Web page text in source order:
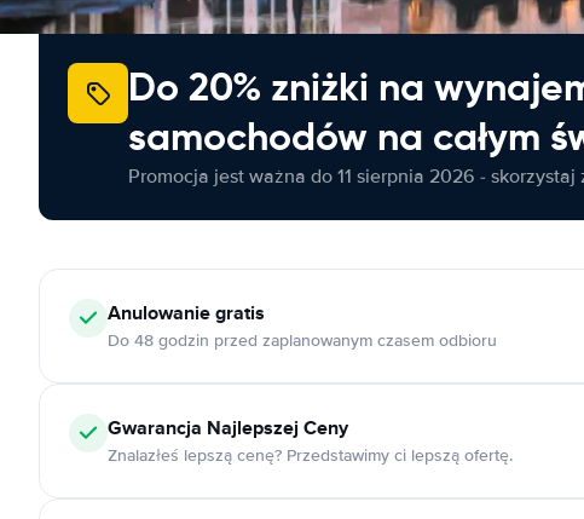
Do 20% zniżki na
samochodów na całym
Promocja jest ważna do 11 sierpnia 2026 - skorzystaj
Anulowaniegratis
Do 48 godzin przed zaplanowanym czasem odbioru
Gwarancja Najlepszej Ceny
Znalazłeś lepszą cenę? Przedstawimy ci lepszą ofertę.